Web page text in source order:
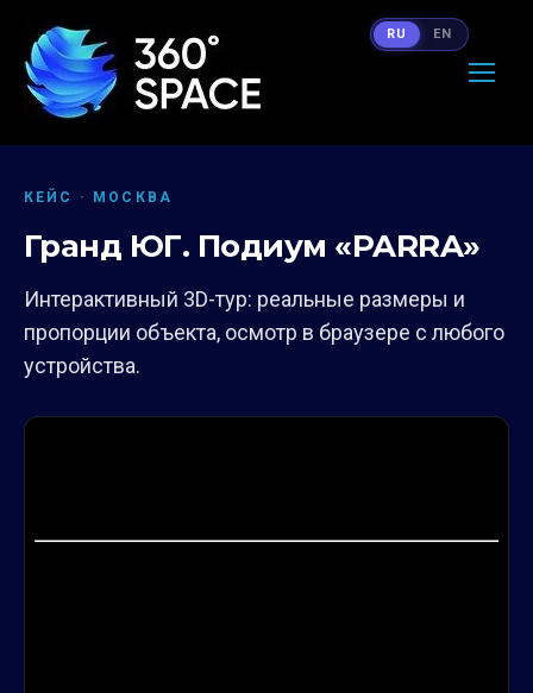
КЕЙС · МОСКВА
Гранд ЮГ. Подиум «PARRA»
Интерактивный 3D-тур: реальные размеры и
пропорции объекта, осмотр в браузере с любого
устройства.
RU EN